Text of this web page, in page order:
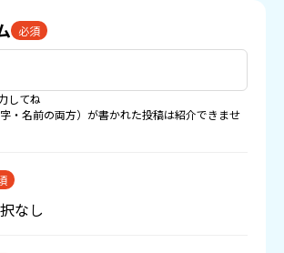
必須
してね
・名前の両方）が書かれた投稿は紹介できませ
なし